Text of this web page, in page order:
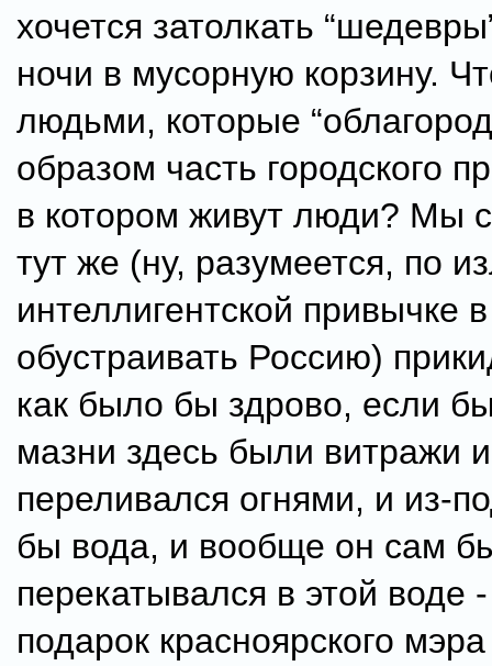
хочется затолкать
ночи в мусорную корзину.
людьми, которые
образом часть городского
в котором живут люди? Мы
тут же (ну, разумеется, по
интеллигентской привычке
обустраивать Россию)
как было бы здрово, если
мазни здесь были витражи
переливался огнями, и из-
бы вода, и вообще он сам
перекатывался в этой воде -
подарок красноярского